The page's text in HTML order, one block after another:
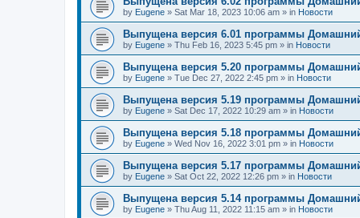
by Eugene » Sat Mar 18, 2023 10:06 am » in Новости
Выпущена версия 6.01 программы
by Eugene » Thu Feb 16, 2023 5:45 pm » in Новости
Выпущена версия 5.20 программы
by Eugene » Tue Dec 27, 2022 2:45 pm » in Новости
Выпущена версия 5.19 программы
by Eugene » Sat Dec 17, 2022 10:29 am » in Новости
Выпущена версия 5.18 программы
by Eugene » Wed Nov 16, 2022 3:01 pm » in Новости
Выпущена версия 5.17 программы
by Eugene » Sat Oct 22, 2022 12:26 pm » in Новости
Выпущена версия 5.14 программы
by Eugene » Thu Aug 11, 2022 11:15 am » in Новости